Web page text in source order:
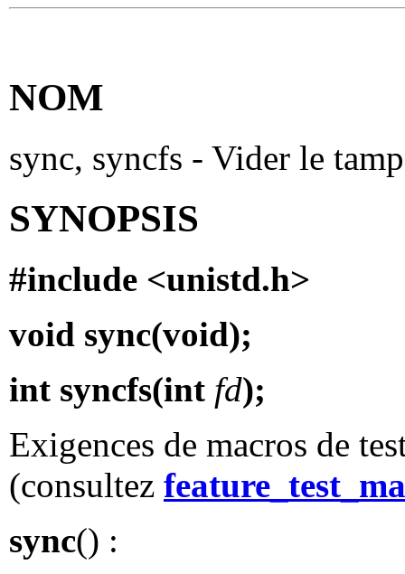
NOM
sync, syncfs - Vider le
SYNOPSIS
#include <unistd.h>
void sync(void);
int syncfs(int fd);
Exigences de macros de
(consultez
sync() :